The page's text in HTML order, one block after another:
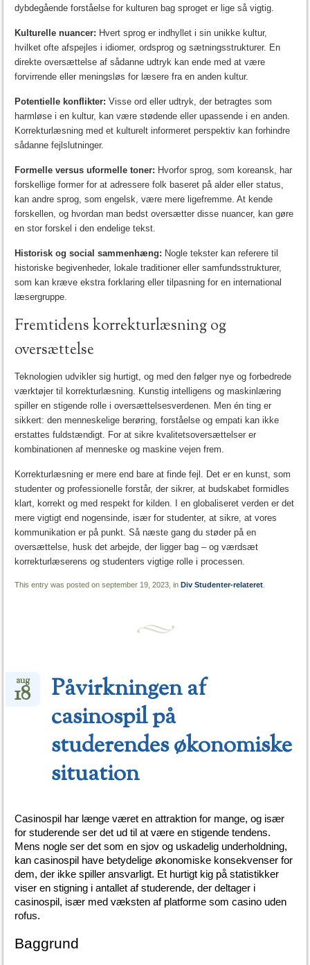
dybdegående forståelse for kulturen bag sproget er lige så vigtig.
Kulturelle nuancer: Hvert sprog er indhyllet i sin unikke kultur,
hvilket ofte afspejles i idiomer, ordsprog og sætningsstrukturer. En
direkte oversættelse af sådanne udtryk kan ende med at være
forvirrende eller meningsløs for læsere fra en anden kultur.
Potentielle konflikter: Visse ord eller udtryk, der betragtes som
harmløse i en kultur, kan være stødende eller upassende i en anden.
Korrekturlæsning med et kulturelt informeret perspektiv kan forhindre
sådanne fejlslutninger.
Formelle versus uformelle toner: Hvorfor sprog, som koreansk, har
forskellige former for at adressere folk baseret på alder eller status,
kan andre sprog, som engelsk, være mere ligefremme. At kende
forskellen, og hvordan man bedst oversætter disse nuancer, kan gøre
en stor forskel i den endelige tekst.
Historisk og social sammenhæng: Nogle tekster kan referere til
historiske begivenheder, lokale traditioner eller samfundsstrukturer,
som kan kræve ekstra forklaring eller tilpasning for en international
læsergruppe.
Fremtidens korrekturlæsning og
oversættelse
Teknologien udvikler sig hurtigt, og med den følger nye og forbedrede
værktøjer til korrekturlæsning. Kunstig intelligens og maskinlæring
spiller en stigende rolle i oversættelsesverdenen. Men én ting er
sikkert: den menneskelige berøring, forståelse og empati kan ikke
erstattes fuldstændigt. For at sikre kvalitetsoversættelser er
kombinationen af menneske og maskine vejen frem.
Korrekturlæsning er mere end bare at finde fejl. Det er en kunst, som
studenter og professionelle forstår, der sikrer, at budskabet formidles
klart, korrekt og med respekt for kilden. I en globaliseret verden er det
mere vigtigt end nogensinde, især for studenter, at sikre, at vores
kommunikation er på punkt. Så næste gang du støder på en
oversættelse, husk det arbejde, der ligger bag – og værdsæt
korrekturlæserens og studenters vigtige rolle i processen.
This entry was posted on september 19, 2023, in Div Studenter-relateret
Påvirkningen af
casinospil på
studerendes økonomiske
situation
aug
18
Casinospil har længe været en attraktion for mange, og især
for studerende ser det ud til at være en stigende tendens.
Mens nogle ser det som en sjov og uskadelig underholdning,
kan casinospil have betydelige økonomiske konsekvenser for
dem, der ikke spiller ansvarligt. Et hurtigt kig på statistikker
viser en stigning i antallet af studerende, der deltager i
casinospil, især med væksten af platforme som casino uden
rofus.
Baggrund